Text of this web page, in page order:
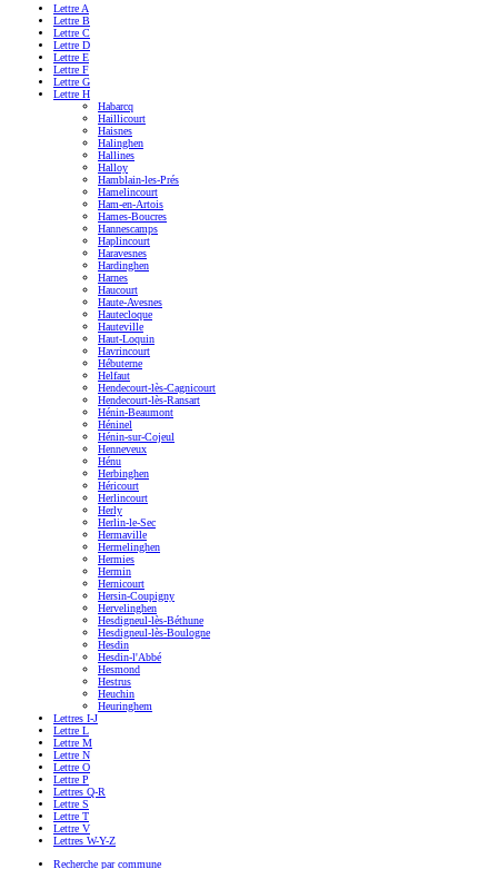
Lettre A
Lettre B
Lettre C
Lettre D
Lettre E
Lettre F
Lettre G
Lettre H
Habarcq
Haillicourt
Haisnes
Halinghen
Hallines
Halloy
Hamblain-les-Prés
Hamelincourt
Ham-en-Artois
Hames-Boucres
Hannescamps
Haplincourt
Haravesnes
Hardinghen
Harnes
Haucourt
Haute-Avesnes
Hautecloque
Hauteville
Haut-Loquin
Havrincourt
Hébuterne
Helfaut
Hendecourt-lès-Cagnicourt
Hendecourt-lès-Ransart
Hénin-Beaumont
Héninel
Hénin-sur-Cojeul
Henneveux
Hénu
Herbinghen
Héricourt
Herlincourt
Herly
Herlin-le-Sec
Hermaville
Hermelinghen
Hermies
Hermin
Hernicourt
Hersin-Coupigny
Hervelinghen
Hesdigneul-lès-Béthune
Hesdigneul-lès-Boulogne
Hesdin
Hesdin-l'Abbé
Hesmond
Hestrus
Heuchin
Heuringhem
Lettres I-J
Lettre L
Lettre M
Lettre N
Lettre O
Lettre P
Lettres Q-R
Lettre S
Lettre T
Lettre V
Lettres W-Y-Z
Recherche par commune